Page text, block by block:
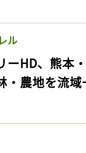
ル
ーHD、熊本
・農地を流